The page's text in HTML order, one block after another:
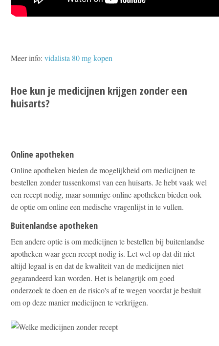
Meer info:vidalista 80 mg kopen
Hoe kun je medicijnen krijgen zonder een
huisarts?
Online apotheken
Online apotheken bieden de mogelijkheid om medicijnen te
bestellen zonder tussenkomst van een huisarts. Je hebt vaak wel
een recept nodig, maar sommige online apotheken bieden ook
de optie om online een medische vragenlijst in te vullen.
Buitenlandse apotheken
Een andere optie is om medicijnen te bestellen bij buitenlandse
apotheken waar geen recept nodig is. Let wel op dat dit niet
altijd legaal is en dat de kwaliteit van de medicijnen niet
gegarandeerd kan worden. Het is belangrijk om goed
onderzoek te doen en de risico's af te wegen voordat je besluit
om op deze manier medicijnen te verkrijgen.